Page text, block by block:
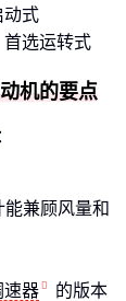
动式
选运转式
机的要点
兼顾风量和
速器 的版本